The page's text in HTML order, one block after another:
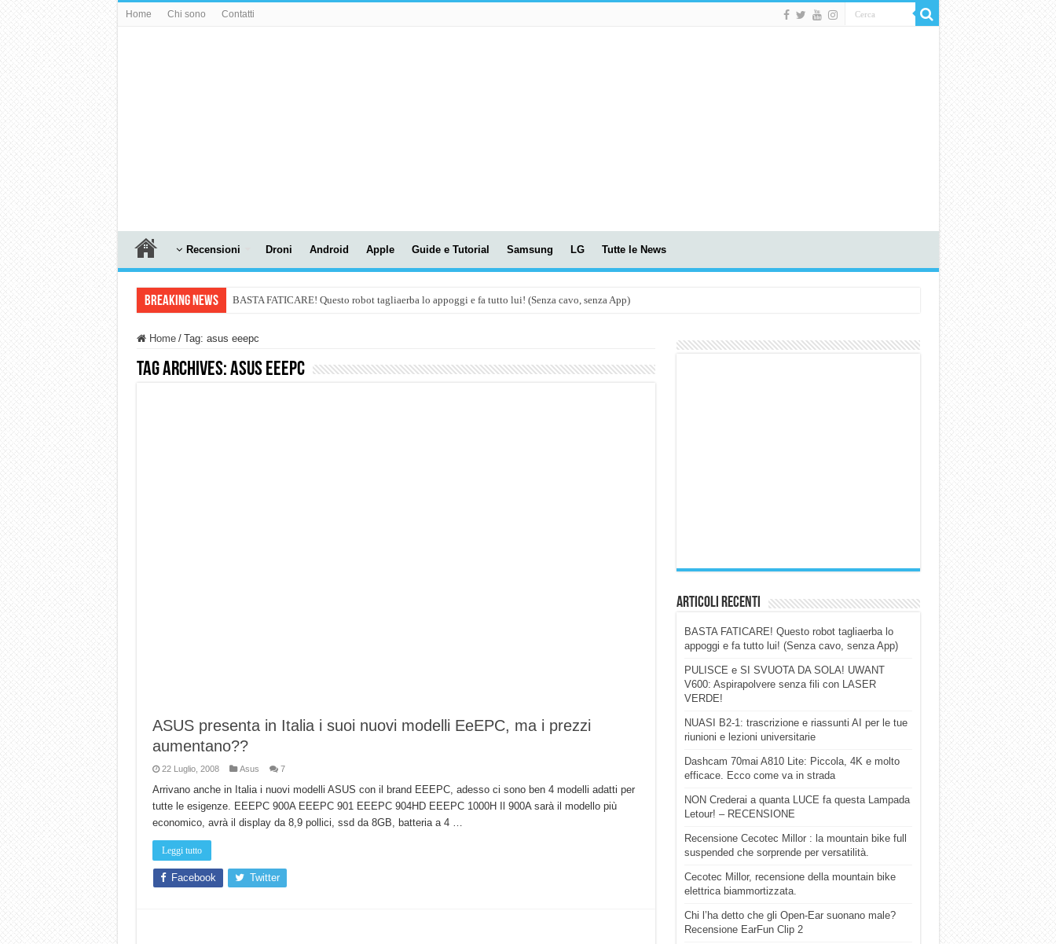
Home Chi sono Contatti
Recensioni Droni Android Apple Guide e Tutorial Samsung LG Tutte le News
Breaking News BASTA FATICARE! Questo robot tagliaerba lo appoggi e fa tutto lui! (Senza cavo, senza App)
Dashcam 70mai A810 Lite: Piccola, 4K e molto efficace. Ecco come va in strada
Home / Tag: asus eeepc
Tag Archives:asus eeepc
ASUS presenta in Italia i suoi nuovi modelli EeEPC, ma i prezzi
aumentano??
22 Luglio, 2008 Asus 7
Arrivano anche in Italia i nuovi modelli ASUS con il brand EEEPC, adesso ci sono ben 4 modelli adatti per
tutte le esigenze. EEEPC 900A EEEPC 901 EEEPC 904HD EEEPC 1000H Il 900A sarà il modello più
economico, avrà il display da 8,9 pollici, ssd da 8GB, batteria a 4 …
Leggi tutto
Facebook Twitter
Articoli Recenti
BASTA FATICARE! Questo robot tagliaerba lo
appoggi e fa tutto lui! (Senza cavo, senza App)
PULISCE e SI SVUOTA DA SOLA! UWANT
V600: Aspirapolvere senza fili con LASER
VERDE!
NUASI B2-1: trascrizione e riassunti AI per le tue
riunioni e lezioni universitarie
Dashcam 70mai A810 Lite: Piccola, 4K e molto
efficace. Ecco come va in strada
NON Crederai a quanta LUCE fa questa Lampada
Letour! – RECENSIONE
Recensione Cecotec Millor : la mountain bike full
suspended che sorprende per versatilità.
Cecotec Millor, recensione della mountain bike
elettrica biammortizzata.
Chi l’ha detto che gli Open-Ear suonano male?
Recensione EarFun Clip 2